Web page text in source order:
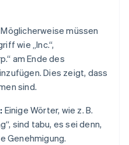
Möglicherweise müssen
wie „Inc.“,
am Ende des
Dies zeigt, dass
sind.
Einige Wörter, wie z. B.
sind tabu, es sei denn,
Genehmigung.